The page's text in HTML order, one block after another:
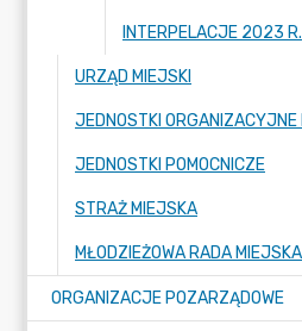
INTERPELACJE 2023 R.
URZĄD MIEJSKI
JEDNOSTKI POMOCNICZE
STRAŻ MIEJSKA
ORGANIZACJE POZARZĄDOWE